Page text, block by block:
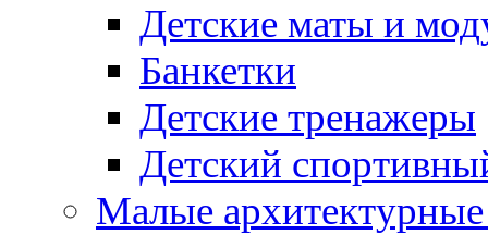
Детские маты и
Банкетки
Детские тренажеры
Детский
Малые